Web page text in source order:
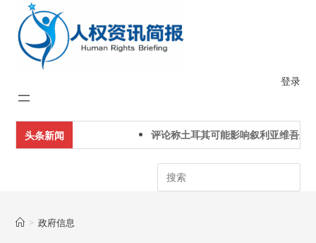
content
登录
头条新闻 评论称土耳其可能影响叙利亚维吾尔
Search
> 政府信息